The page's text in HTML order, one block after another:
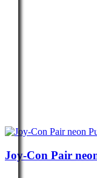
Joy-Con Pair